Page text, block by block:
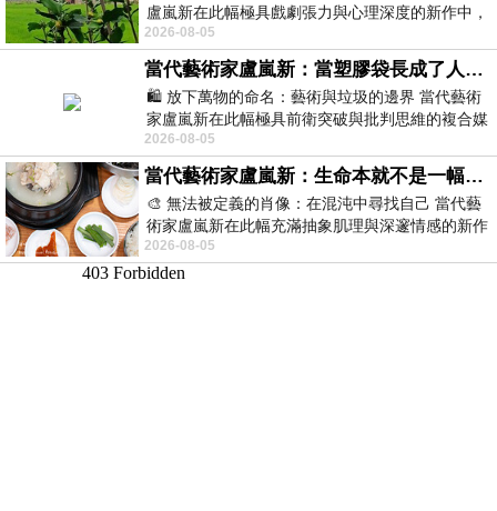
盧嵐新在此幅極具戲劇張力與心理深度的新作中，
運用質感豐富的紙材肌理、墨痕與大膽的
2026-08-05
當代藝術家盧嵐新：當塑膠袋長成了人的模樣，我們的目光是否學會了放下偏見？
🛍️ 放下萬物的命名：藝術與垃圾的邊界 當代藝術
家盧嵐新在此幅極具前衛突破與批判思維的複合媒
材新作中，直接將被大眾定義為廢棄物
2026-08-05
當代藝術家盧嵐新：生命本就不是一幅能被定義的肖像，在混亂與交疊中拼湊完整的靈魂
🎨 無法被定義的肖像：在混沌中尋找自己 當代藝
術家盧嵐新在此幅充滿抽象肌理與深邃情感的新作
中，以灰白為基底，交織著塗抹、刮擦與
2026-08-05